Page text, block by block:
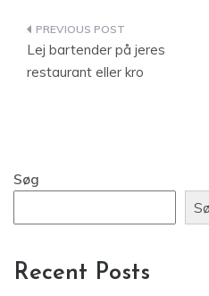
Lej bartender på jeres
restaurant eller kro
Søg
Recent Posts